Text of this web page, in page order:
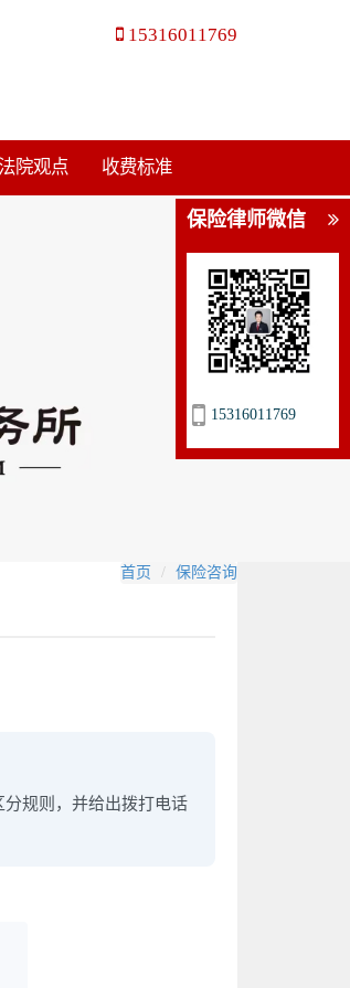
15316011769
法院观点 收费标准
首页 保险咨询
规则，并给出拨打电话
保险律师微信
15316011769